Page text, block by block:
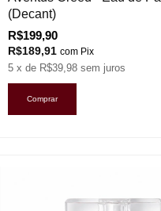
(Decant)
R$199,90
R$189,91 com Pix
5 x de R$39,98 sem juros
Comprar